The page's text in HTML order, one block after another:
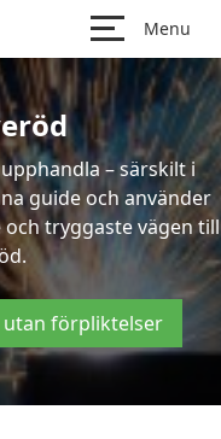
Menu
– särskilt i
guide och använder
tryggaste vägen till
utan förpliktelser